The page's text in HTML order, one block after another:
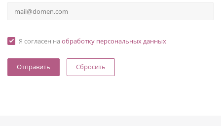
Я согласен на обработку персональных данных
Сбросить